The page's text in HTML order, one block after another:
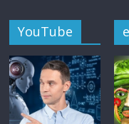
YouTube